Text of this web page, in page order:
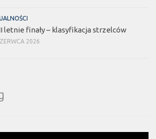
letnie finały – klasyfikacja strzelców
2026